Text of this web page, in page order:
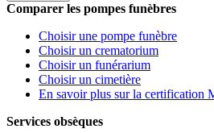
Comparer les pompes funèbres
Choisir une pompe funèbre
Choisir un crematorium
Choisir un funérarium
Choisir un cimetière
En savoir plus sur la certification
Services obsèques